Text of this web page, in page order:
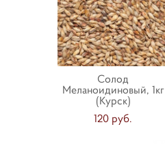
Солод
Меланоидиновый, 1кг
(Курск)
120 pуб.